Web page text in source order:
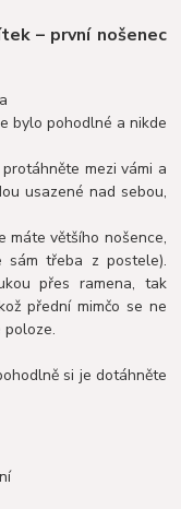
– první nošenec
bylo pohodlné a nikde
mezi vámi a
usazené nad sebou,
máte většího nošence,
sám třeba z postele).
přes ramena, tak
přední mimčo se ne
poloze.
si je dotáhněte